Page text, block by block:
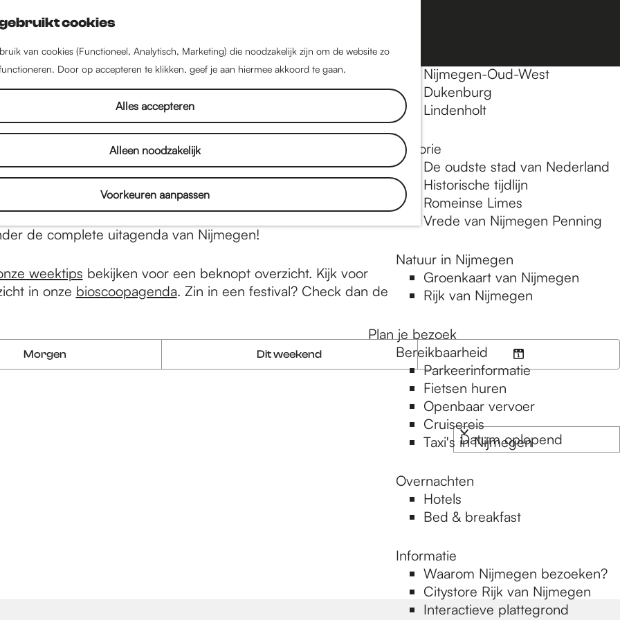
cookies
van cookies (Functioneel, Analytisch, Marketing) die noodzakelijk zijn om de website zo
Door op accepteren te klikken, geef je aan hiermee akkoord te gaan.
Alles accepteren
Alleen noodzakelijk
Voorkeuren aanpassen
o
e
k
n
a
a
r
M
n
Nijmegen-Oud-West
Dukenburg
Lindenholt
Historie
De oudste stad van Nederland
Historische tijdlijn
Romeinse Limes
Vrede van Nijmegen Penning
Natuur in Nijmegen
Groenkaart van Nijmegen
Rijk van Nijmegen
Plan je bezoek
Bereikbaarheid
Parkeerinformatie
Fietsen huren
Openbaar vervoer
Cruisereis
Taxi's in Nijmegen
Overnachten
Hotels
Bed & breakfast
Informatie
Waarom Nijmegen bezoeken?
Citystore Rijk van Nijmegen
Interactieve plattegrond
Uitagenda van Nijmegen
komt om een nacht flink door te halen of om een
te rusten. Genieten van een expositie of fruit plukken
het krieken van iedere Nijmeegse dag staat er weer een
verrassende activiteiten en evenementen voor je klaar.
de complete uitagenda van Nijmegen!
weektips bekijken voor een beknopt overzicht. Kijk voor
in onze bioscoopagenda. Zin in een festival? Check dan de
Morgen Dit weekend
K
d
a